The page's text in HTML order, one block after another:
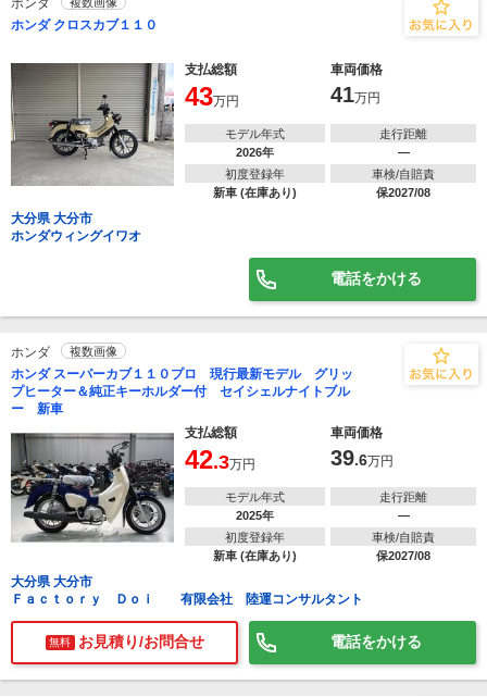
ホンダ
ホンダ クロスカブ１１０
支払総額 車両価格
43万円 41万円
モデル年式
2026年
走行距離
―
初度登録年
新車 (在庫あり)
車検/自賠責
保2027/08
大分県 大分市
ホンダウィングイワオ
電話をかける
ホンダ 複数画像
ホンダ スーパーカブ１１０プロ 現行最新モデル グリッ
プヒーター＆純正キーホルダー付 セイシェルナイトブル
ー 新車
支払総額
車両価格
42.3万円 39.6万円
モデル年式
2025年
走行距離
―
初度登録年
新車 (在庫あり)
車検/自賠責
保2027/08
大分県 大分市
Ｆａｃｔｏｒｙ Ｄｏｉ 有限会社 陸運コンサルタント
無料 お見積り/お問合せ 電話をかける